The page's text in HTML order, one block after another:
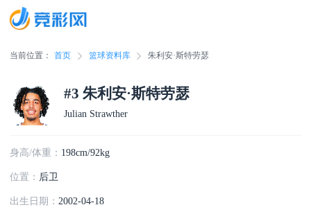
当前位置： 首页 篮球资料库 朱利安·斯特劳瑟
#3 朱利安·斯特劳瑟
Julian Strawther
身高/体重： 198cm/92kg
位置： 后卫
出生日期：2002-04-18